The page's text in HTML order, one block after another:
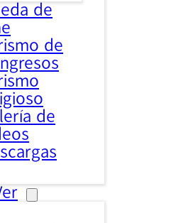
de
de
de